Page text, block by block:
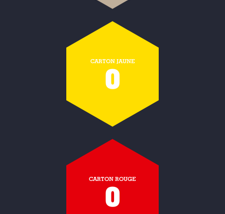
CARTON JAUNE
0
CARTON ROUGE
0